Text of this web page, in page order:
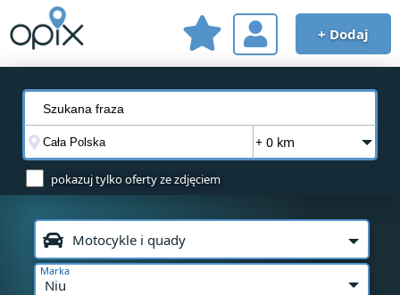
+ Dodaj
+ 0 km
pokazuj tylko oferty ze zdjęciem
Motocykle i quady
Niu
Marka